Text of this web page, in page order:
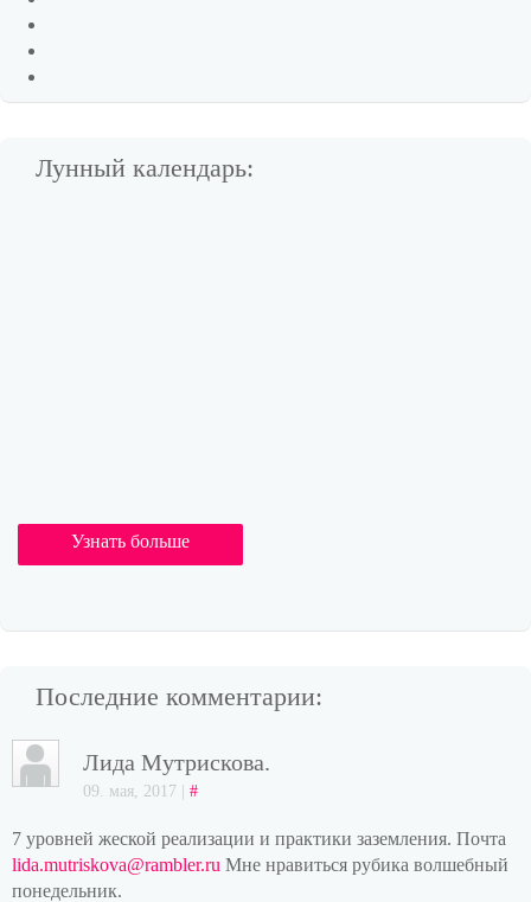
Лунный календарь:
Узнать больше
Последние комментарии:
Лида Мутрискова.
09. мая, 2017 | #
7 уровней жеской реализации и практики заземления. Почта
lida.mutriskova@rambler.ru Мне нравиться рубика волшебный
понедельник.